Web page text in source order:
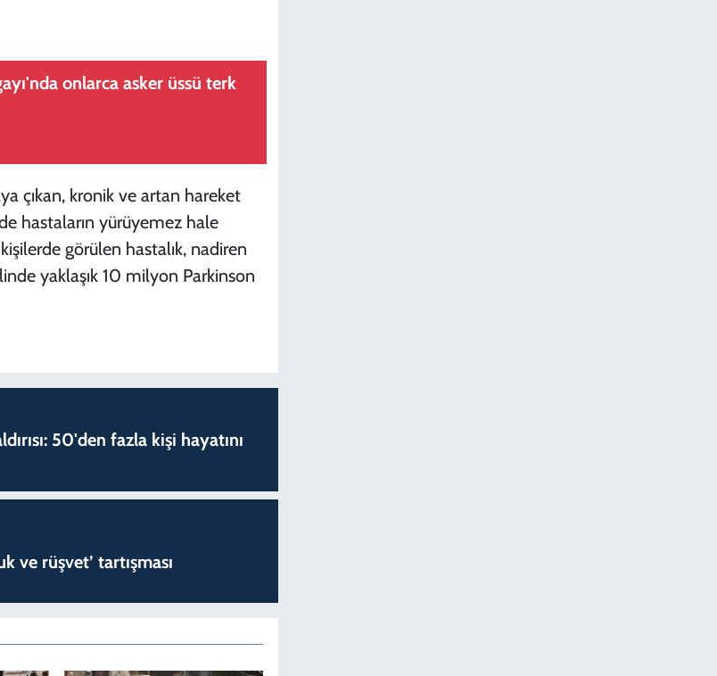
onlarca asker üssü terk
çıkan, kronik ve artan hareket
hastaların yürüyemez hale
görülen hastalık, nadiren
yaklaşık 10 milyon Parkinson
50'den fazla kişi hayatını
ve rüşvet’ tartışması